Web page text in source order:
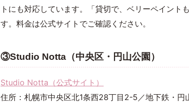
トにも対応しています。「貸切で、ベリーペイント
す。料金は公式サイトでご確認ください。
③Studio Notta（中央区・円山公園）
Studio Notta（公式サイト）
住所：札幌市中央区北1条西28丁目2-5／地下鉄・円